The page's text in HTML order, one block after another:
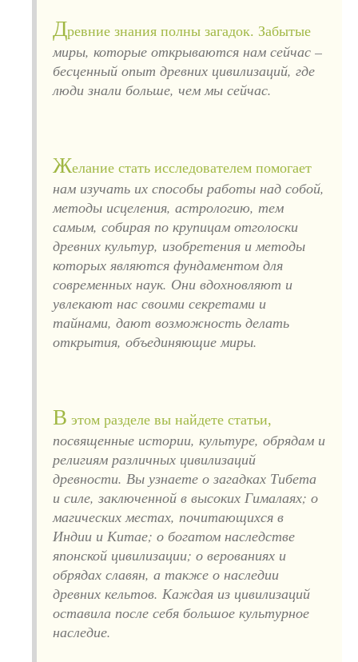
Древние знания полны загадок. Забытые
миры, которые открываются нам сейчас –
бесценный опыт древних цивилизаций, где
люди знали больше, чем мы сейчас.
Желание стать исследователем помогает
нам изучать их способы работы над собой,
методы исцеления, астрологию, тем
самым, собирая по крупицам отголоски
древних культур, изобретения и методы
которых являются фундаментом для
современных наук. Они вдохновляют и
увлекают нас своими секретами и
тайнами, дают возможность делать
открытия, объединяющие миры.
В этом разделе вы найдете статьи,
посвященные истории, культуре, обрядам и
религиям различных цивилизаций
древности. Вы узнаете о загадках Тибета
и силе, заключенной в высоких Гималаях; о
магических местах, почитающихся в
Индии и Китае; о богатом наследстве
японской цивилизации; о верованиях и
обрядах славян, а также о наследии
древних кельтов. Каждая из цивилизаций
оставила после себя большое культурное
наследие.